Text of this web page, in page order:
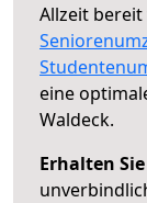
Allzeit
eine
Waldeck.
Erhalten